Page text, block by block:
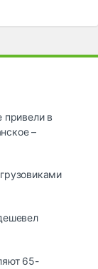
привели в
–
65-